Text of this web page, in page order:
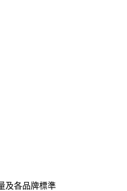
讓您購物簡單
及各品牌標準